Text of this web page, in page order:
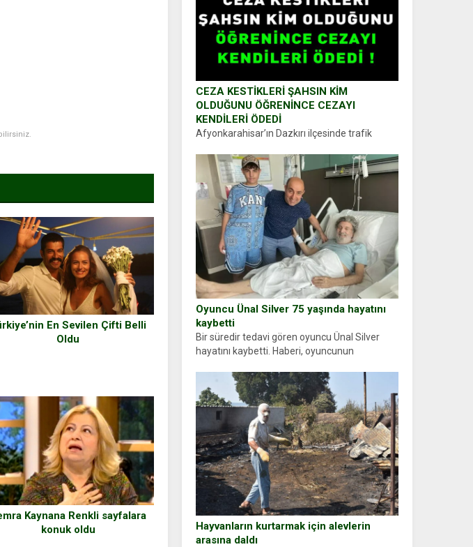
CEZA KESTİKLERİ ŞAHSIN KİM
OLDUĞUNU ÖĞRENİNCE CEZAYI
KENDİLERİ ÖDEDİ
Afyonkarahisar’ın Dazkırı ilçesinde trafik
durdurdukları bir otomobilin sürücüsünden
ehliyet ve ruhsat sorup belgelerini istedi.
Sürücü Abdurrahman Ö.nün verdiği evraklarda
eksik olduğunu...
Oyuncu Ünal Silver 75 yaşında hayatını
kaybetti
Bir süredir tedavi gören oyuncu Ünal Silver
hayatını kaybetti. Haberi, oyuncunun
sosyal medya hesabında “Usta Oyuncumuz ve
çok değerli dostumuz...
Hayvanların kurtarmak için alevlerin
arasına daldı
En Sevilen Çifti Belli
Oldu
Kaynana Renkli sayfalara
konuk oldu